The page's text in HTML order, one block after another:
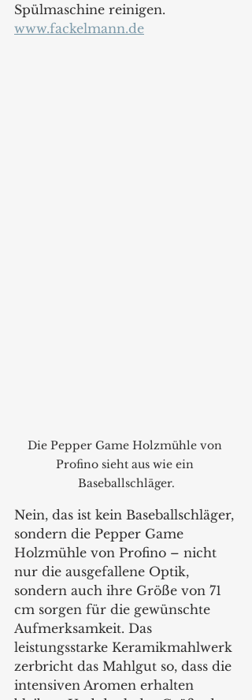
Spülmaschine reinigen.
www.fackelmann.de
Die Pepper Game Holzmühle von
Profino sieht aus wie ein
Baseballschläger.
Nein, das ist kein Baseballschläger,
sondern die Pepper Game
Holzmühle von Profino – nicht
nur die ausgefallene Optik,
sondern auch ihre Größe von 71
cm sorgen für die gewünschte
Aufmerksamkeit. Das
leistungsstarke Keramikmahlwerk
zerbricht das Mahlgut so, dass die
intensiven Aromen erhalten